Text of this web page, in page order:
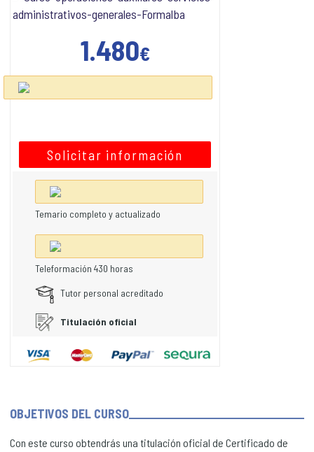
OBJETIVOS DEL CURSO
Con este curso obtendrás una titulación oficial de Certificado de
1.480€
Solicitar información
Temario completo y actualizado
Teleformación 430 horas
Tutor personal acreditado
Titulación oficial